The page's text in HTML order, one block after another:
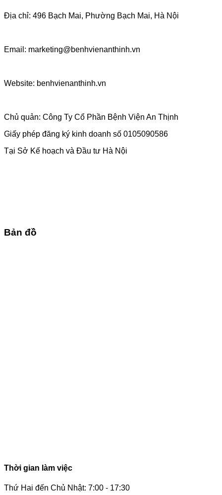
Địa chỉ: 496 Bạch Mai, Phường Bạch Mai, Hà Nội
Email: marketing@benhvienanthinh.vn
Website: benhvienanthinh.vn
Chủ quản: Công Ty Cổ Phần Bệnh Viện An Thịnh
Giấy phép đăng ký kinh doanh số 0105090586
Tại Sở Kế hoạch và Đầu tư Hà Nội
Bản đồ
Thời gian làm việc
Thứ Hai đến Chủ Nhật: 7:00 - 17:30